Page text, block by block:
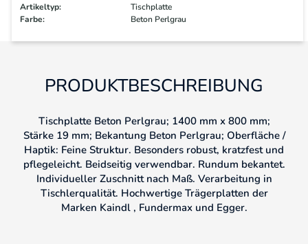
Artikeltyp:
Tischplatte
Farbe:
Beton Perlgrau
PRODUKTBESCHREIBUNG
Tischplatte Beton Perlgrau; 1400 mm x 800 mm;
Stärke 19 mm; Bekantung Beton Perlgrau; Oberfläche /
Haptik: Feine Struktur. Besonders robust, kratzfest und
pflegeleicht. Beidseitig verwendbar. Rundum bekantet.
Individueller Zuschnitt nach Maß. Verarbeitung in
Tischlerqualität. Hochwertige Trägerplatten der
Marken Kaindl , Fundermax und Egger.